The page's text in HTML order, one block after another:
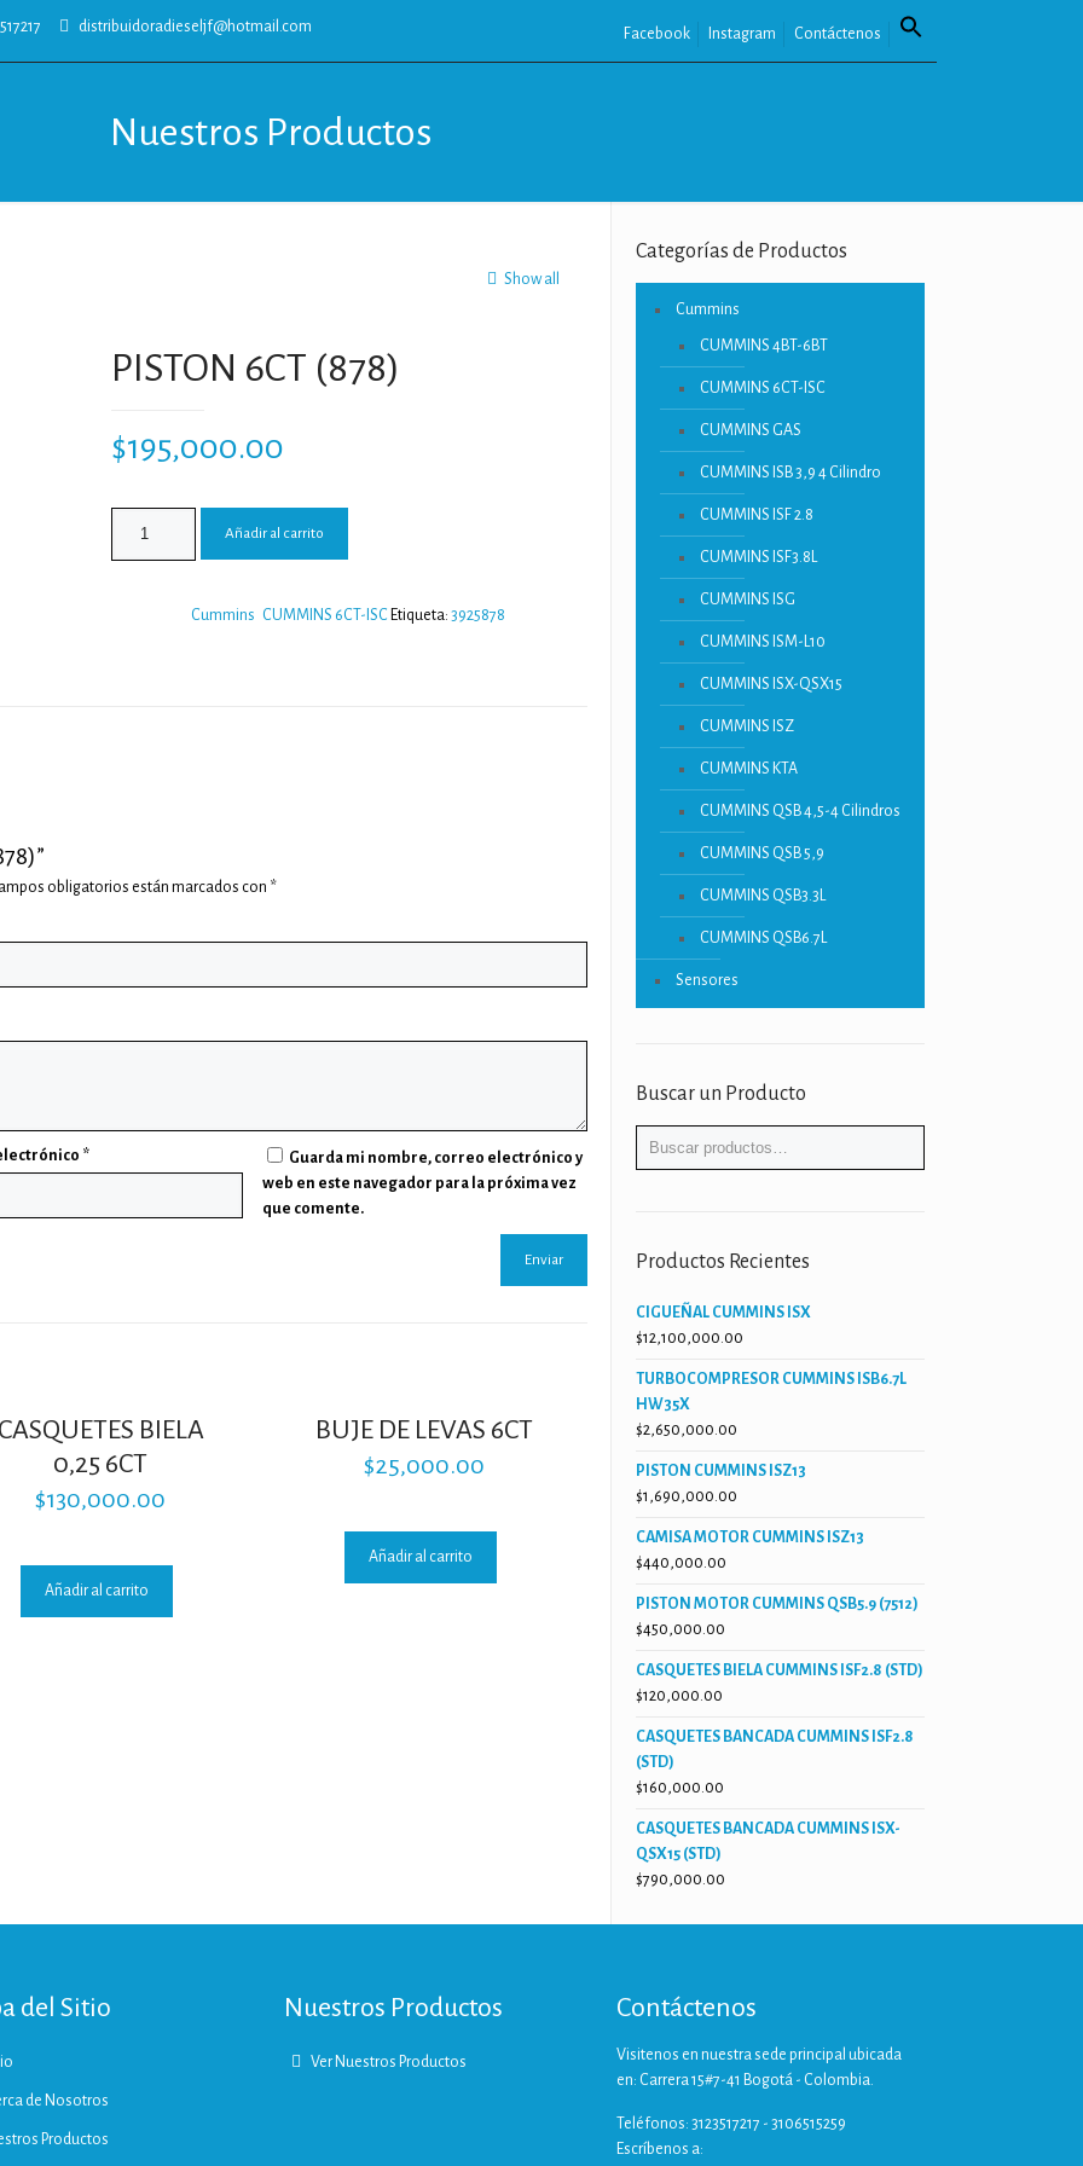
distribuidoradieseljf@hotmail.com Facebook Instagram Contáctenos
Nuestros Productos
Show all
PISTON 6CT (878)
$195,000.00
Añadir al carrito
Cummins CUMMINS 6CT-ISC Etiqueta: 3925878
obligatorios están marcados con *
*
Guarda mi nombre, correo electrónico y
web en este navegador para la próxima vez
que comente.
CASQUETES BIELA
0,25 6CT
$130,000.00
Añadir al carrito
BUJE DE LEVAS 6CT
$25,000.00
Añadir al carrito
Categorías de Productos
Cummins
CUMMINS 4BT-6BT
CUMMINS 6CT-ISC
CUMMINS GAS
CUMMINS ISB 3,9 4 Cilindro
CUMMINS ISF 2.8
CUMMINS ISF3.8L
CUMMINS ISG
CUMMINS ISM-L10
CUMMINS ISX-QSX15
CUMMINS ISZ
CUMMINS KTA
CUMMINS QSB 4,5-4 Cilindros
CUMMINS QSB 5,9
CUMMINS QSB3.3L
CUMMINS QSB6.7L
Sensores
Buscar un Producto
Productos Recientes
CIGUEÑAL CUMMINS ISX
$12,100,000.00
TURBOCOMPRESOR CUMMINS ISB6.7L
HW35X
$2,650,000.00
PISTON CUMMINS ISZ13
$1,690,000.00
CAMISA MOTOR CUMMINS ISZ13
$440,000.00
PISTON MOTOR CUMMINS QSB5.9 (7512)
$450,000.00
CASQUETES BIELA CUMMINS ISF2.8 (STD)
$120,000.00
CASQUETES BANCADA CUMMINS ISF2.8
(STD)
$160,000.00
CASQUETES BANCADA CUMMINS ISX-
QSX15 (STD)
$790,000.00
del Sitio
de Nosotros
Productos
Nuestros Productos
Ver Nuestros Productos
Contáctenos
Visitenos en nuestra sede principal ubicada
en: Carrera 15#7-41 Bogotá - Colombia.
Teléfonos: 3123517217 - 3106515259
Escríbenos a: